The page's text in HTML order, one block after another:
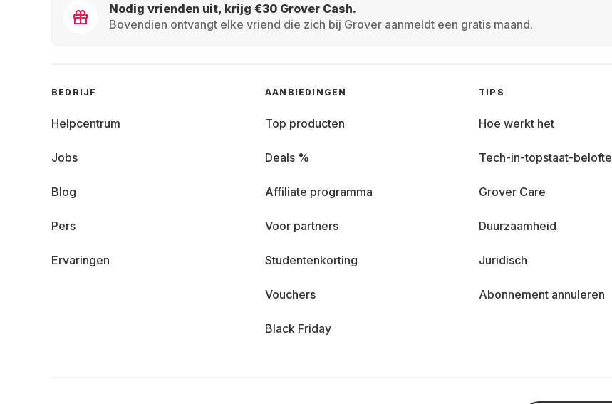
Nodig vrienden uit, krijg €30 Grover Cash.
Bovendien ontvangt elke vriend die zich bij Grover aanmeldt een gratis maand.
BEDRIJF
Helpcentrum
Jobs
Blog
Pers
Ervaringen
AANBIEDINGEN
Top producten
Deals %
Affiliate programma
Voor partners
Studentenkorting
Vouchers
Black Friday
TIPS
Hoe werkt het
Tech-in-topstaat-belofte
Grover Care
Duurzaamheid
Juridisch
Abonnement annuleren